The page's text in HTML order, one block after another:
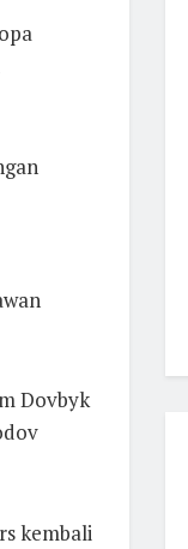
Dovbyk
kembali